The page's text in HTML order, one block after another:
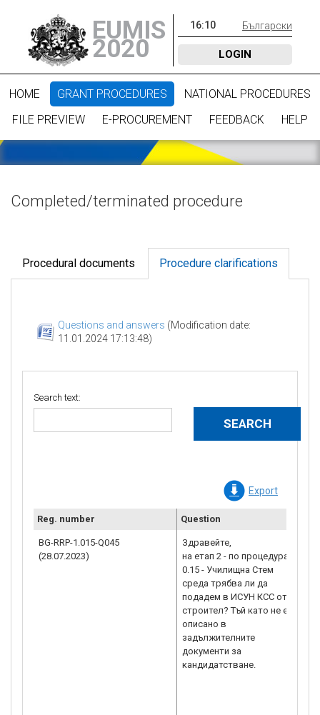
EUMIS
2020
16:10 Български
LOGIN
HOME GRANT PROCEDURES
NATIONAL PROCEDURES
FILE PREVIEW
E-PROCUREMENT FEEDBACK HELP
Completed/terminated procedure
Procedural documents Procedure clarifications
Questions and answers (Modification date:
11.01.2024 17:13:48)
Search text:
Export
Reg. number Question
BG-RRP-1.015-Q045
(28.07.2023)
Здравейте,
на етап 2 - по процедура
0.15 - Училищна Стем
среда трябва ли да
подадем в ИСУН КСС от
строител? Тъй като не е
описано в
задължителните
документи за
кандидатстване.